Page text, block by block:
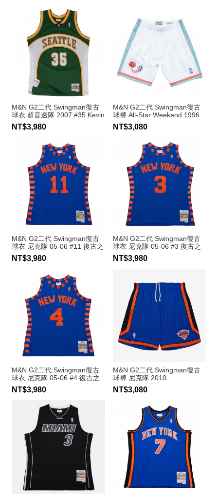
M&N G2二代 Swingman復古
球衣 超音速隊 2007 #35 Kevin
Durant
NT$3,980
M&N G2二代 Swingman復古
球褲 All-Star Weekend 1996
NT$3,080
M&N G2二代 Swingman復古
球衣 尼克隊 05-06 #11 復古之
夜 Jamal Crawford
NT$3,980
M&N G2二代 Swingman復古
球衣 尼克隊 05-06 #3 復古之
夜 Stephon Marbury
NT$3,980
M&N G2二代 Swingman復古
球衣 尼克隊 05-06 #4 復古之
夜 Nate Robinson
NT$3,980
M&N G2二代 Swingman復古
球褲 尼克隊 2010
NT$3,080